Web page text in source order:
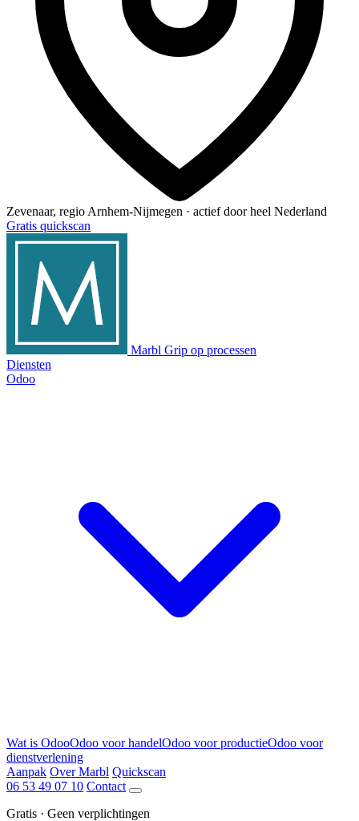
Zevenaar, regio Arnhem-Nijmegen · actief door heel Nederland
Gratis quickscan
Marbl Grip op processen
Diensten
Odoo
Wat is OdooOdoo voor handelOdoo voor productieOdoo voor
dienstverlening
Aanpak Over Marbl Quickscan
06 53 49 07 10 Contact
Gratis · Geen verplichtingen